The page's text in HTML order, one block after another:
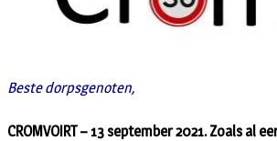
Beste dorpsgenoten,
CROMVOIRT – 13 september 2021. Zoals al